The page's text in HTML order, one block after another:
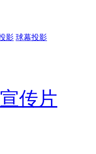
影 球幕投影
传片